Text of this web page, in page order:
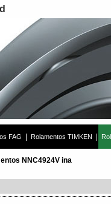
FAG Rolamentos TIMKEN
NNC4924V ina